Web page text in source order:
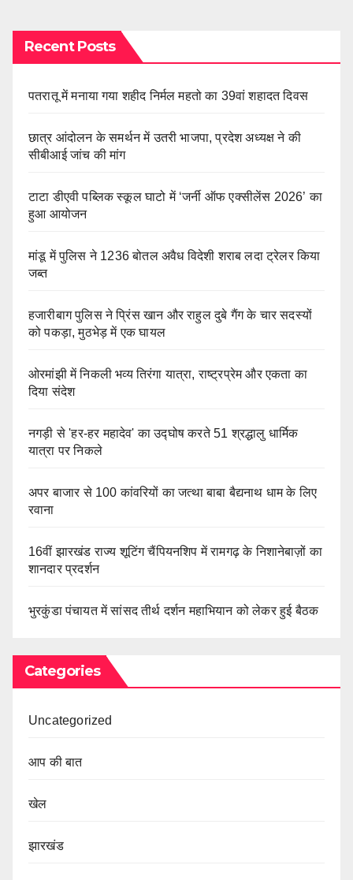
Recent Posts
पतरातू में मनाया गया शहीद निर्मल महतो का 39वां शहादत दिवस
छात्र आंदोलन के समर्थन में उतरी भाजपा, प्रदेश अध्यक्ष ने की
सीबीआई जांच की मांग
टाटा डीएवी पब्लिक स्कूल घाटो में ‘जर्नी ऑफ एक्सीलेंस 2026’ का
हुआ आयोजन
मांडू में पुलिस ने 1236 बोतल अवैध विदेशी शराब लदा ट्रेलर किया
जब्त
हजारीबाग पुलिस ने प्रिंस खान और राहुल दुबे गैंग के चार सदस्यों
को पकड़ा, मुठभेड़ में एक घायल
ओरमांझी में निकली भव्य तिरंगा यात्रा, राष्ट्रप्रेम और एकता का
दिया संदेश
नगड़ी से 'हर-हर महादेव' का उद्घोष करते 51 श्रद्धालु धार्मिक
यात्रा पर निकले
अपर बाजार से 100 कांवरियों का जत्था बाबा बैद्यनाथ धाम के लिए
रवाना
16वीं झारखंड राज्य शूटिंग चैंपियनशिप में रामगढ़ के निशानेबाज़ों का
शानदार प्रदर्शन
भुरकुंडा पंचायत में सांसद तीर्थ दर्शन महाभियान को लेकर हुई बैठक
Categories
Uncategorized
आप की बात
खेल
झारखंड